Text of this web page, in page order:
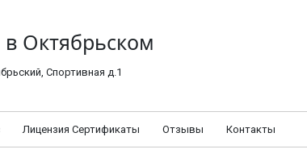
Октябрьском
Спортивная д.1
Лицензия Сертификаты Отзывы
Контакты